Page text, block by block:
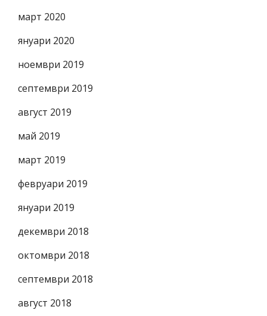
март 2020
януари 2020
ноември 2019
септември 2019
август 2019
май 2019
март 2019
февруари 2019
януари 2019
декември 2018
октомври 2018
септември 2018
август 2018